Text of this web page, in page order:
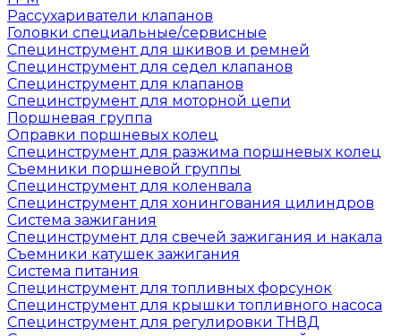
Рассухариватели клапанов
Головки специальные/сервисные
Специнструмент для шкивов и ремней
Специнструмент для седел клапанов
Специнструмент для клапанов
Специнструмент для моторной цепи
Поршневая группа
Оправки поршневых колец
Специнструмент для разжима поршневых колец
Съемники поршневой группы
Специнструмент для коленвала
Специнструмент для хонингования цилиндров
Система зажигания
Специнструмент для свечей зажигания и накала
Съемники катушек зажигания
Система питания
Специнструмент для топливных форсунок
Специнструмент для крышки топливного насоса
Специнструмент для регулировки ТНВД